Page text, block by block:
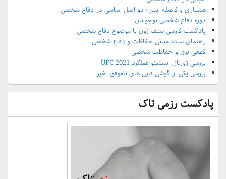
هشیاری و فاصله ایمن؛ دو اصل اساسی در دفاع شخصی
دوره دفاع شخصی نوجوانان
پادکست فارسی سیف زون با موضوع دفاع شخصی
راهنمای ساده مبانی حفاظت و دفاع شخصی
قطعی برق و حفاظت شخصی
بررسی ژورنال انستیتو عملکرد UFC 2021
بررسی یکی از گوشی قاپی های ناموفق اخیر
پادکست رزمی تاک